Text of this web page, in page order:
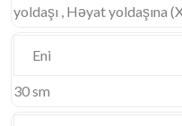
yoldaşı , Həyat yoldaşına
Eni
30 sm